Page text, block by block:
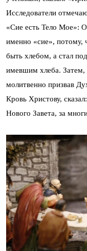
Исследователи
«Сие есть Тело Мое»:
именно «сие», потому,
быть хлебом, а стал
имевшим хлеба. Затем,
молитвенно призвав
Кровь Христову,
Нового Завета, за